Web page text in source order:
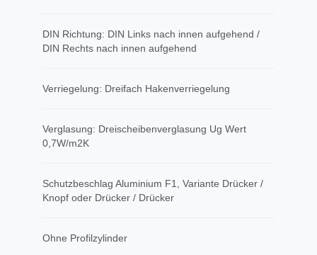
DIN Richtung: DIN Links nach innen aufgehend /
DIN Rechts nach innen aufgehend
Verriegelung: Dreifach Hakenverriegelung
Verglasung: Dreischeibenverglasung Ug Wert
0,7W/m2K
Schutzbeschlag Aluminium F1, Variante Drücker /
Knopf oder Drücker / Drücker
Ohne Profilzylinder